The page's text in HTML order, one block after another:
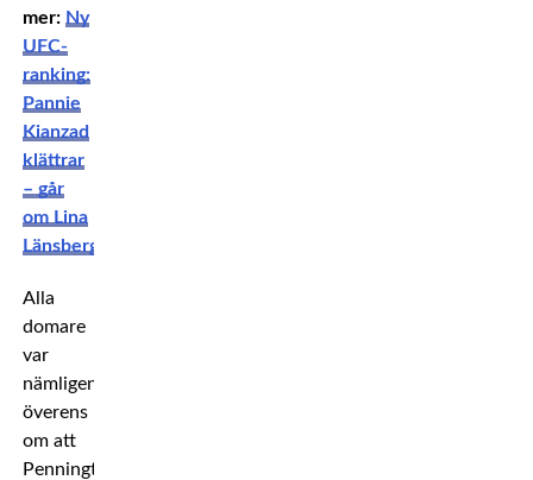
mer: Ny
UFC-
ranking:
Pannie
Kianzad
klättrar
– går
om Lina
Länsberg
Alla
domare
var
nämligen
överens
om att
Pennington